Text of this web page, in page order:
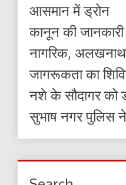
आसमान में ड्रोन
कानून की
नागरिक, अलखनाथ
जागरूकता का
नशे के सौदागर को
सुभाष नगर पुलिस ने